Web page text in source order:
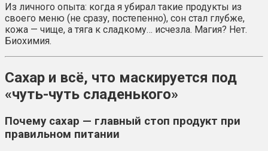
Из личного опыта: когда я убирал такие продукты из
своего меню (не сразу, постепенно), сон стал глубже,
кожа — чище, а тяга к сладкому… исчезла. Магия? Нет.
Биохимия.
Сахар и всё, что маскируется под
«чуть-чуть сладенького»
Почему сахар — главный стоп продукт при
правильном питании